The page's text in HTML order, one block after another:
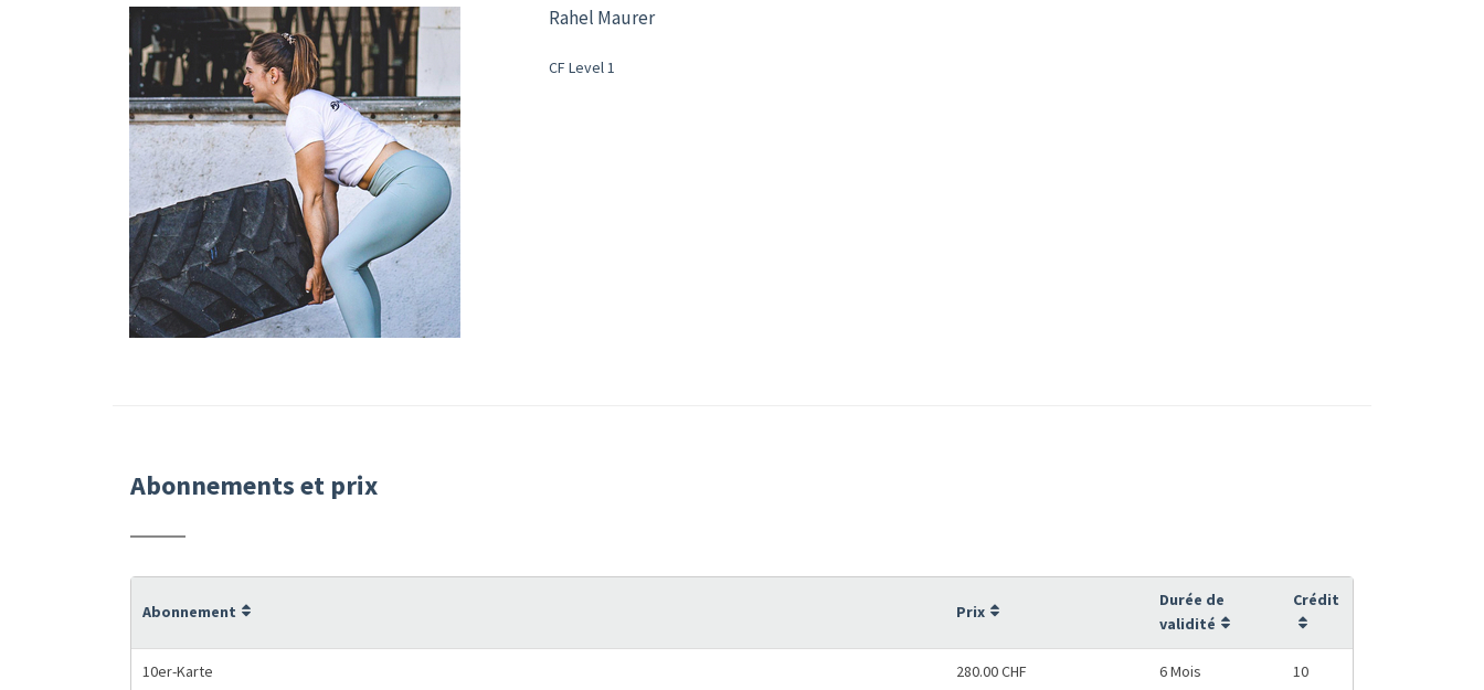
Rahel Maurer
CF Level 1
Abonnements et prix
Abonnement Prix
Durée de
validité
Crédit
10er-Karte 280.00 CHF 6 Mois 10